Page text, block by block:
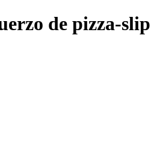
de pizza-